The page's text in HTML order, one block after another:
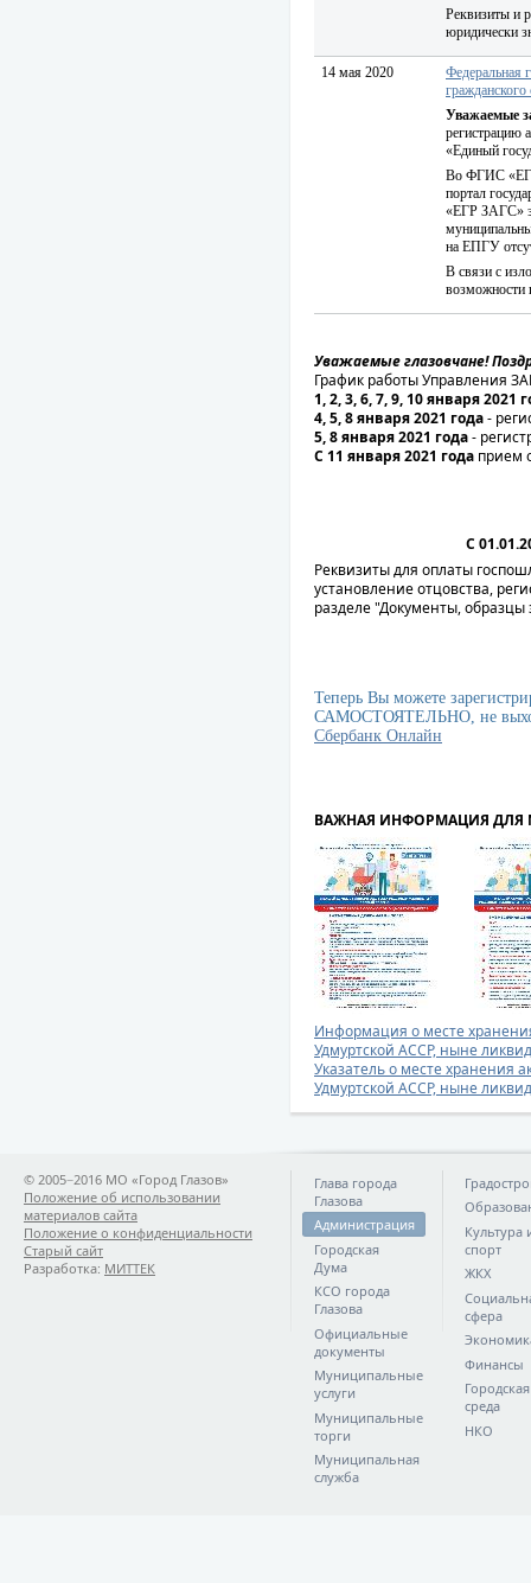
Реквизиты и
юридически
14 мая 2020
Федеральная
гражданского
Уважаемые
регистрацию
«Единый
Во ФГИС «ЕГР
портал
«ЕГР ЗАГС»
на ЕПГУ
В связи с
возможности
Уважаемые глазовчане!
График работы Управления
1, 2, 3, 6, 7, 9, 10 января 2021
4, 5, 8 января 2021 года-
5, 8 января 2021 года-
С 11 января 2021 года прием
С
Реквизиты для оплаты
установление отцовства,
разделе "Документы,
Теперь Вы можете
САМОСТОЯТЕЛЬНО, не
Сбербанк Онлайн
ВАЖНАЯ ИНФОРМАЦИЯ
Информация о месте
Удмуртской АССР, ныне
Указатель о месте хранения
Удмуртской АССР, ныне
© 2005−2016 МО «Город Глазов»
Положение об использовании
материалов сайта
Положение о конфиденциальности
Старый сайт
Разработка: МИТТЕК
Глава города
Глазова
Администрация
Городская
Дума
КСО города
Глазова
Официальные
документы
Муниципальные
услуги
Муниципальные
торги
Муниципальная
служба
Культура
спорт
ЖКХ
сфера
Финансы
Городская
среда
НКО